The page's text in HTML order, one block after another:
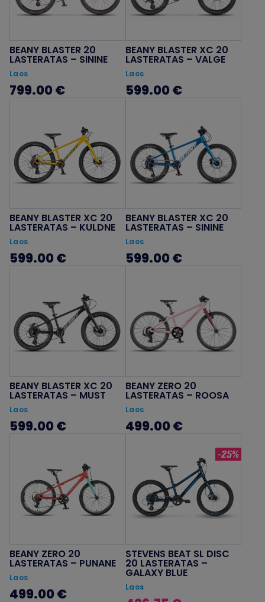
BEANY BLASTER 20
LASTERATAS – SININE
Laos
799.00 €
BEANY BLASTER XC 20
LASTERATAS – VALGE
Laos
599.00 €
BEANY BLASTER XC 20
LASTERATAS – KULDNE
Laos
599.00 €
BEANY BLASTER XC 20
LASTERATAS – SININE
Laos
599.00 €
BEANY BLASTER XC 20
LASTERATAS – MUST
Laos
599.00 €
BEANY ZERO 20
LASTERATAS – ROOSA
Laos
499.00 €
BEANY ZERO 20
LASTERATAS – PUNANE
Laos
499.00 €
-25%
STEVENS BEAT SL DISC
20 LASTERATAS –
GALAXY BLUE
Laos